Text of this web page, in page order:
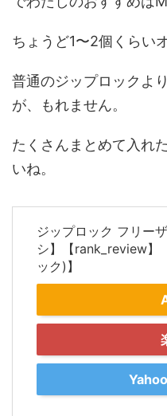
ちょうど1〜2個くらい
普通のジップロックよ
が、もれません。
たくさんまとめて入れ
いね。
ジップロック フリー
シ】【rank_review】
ック)】